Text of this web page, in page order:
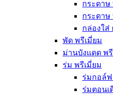
กระดาษ
กระดาษ
กล่องใส่
พัด พรีเมี่ยม
ม่านบังแดด พรี
ร่ม พรีเมี่ยม
ร่มกอล์ฟ
ร่มตอนเ